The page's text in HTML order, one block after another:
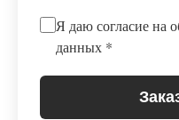
Я даю согласие на
данных *